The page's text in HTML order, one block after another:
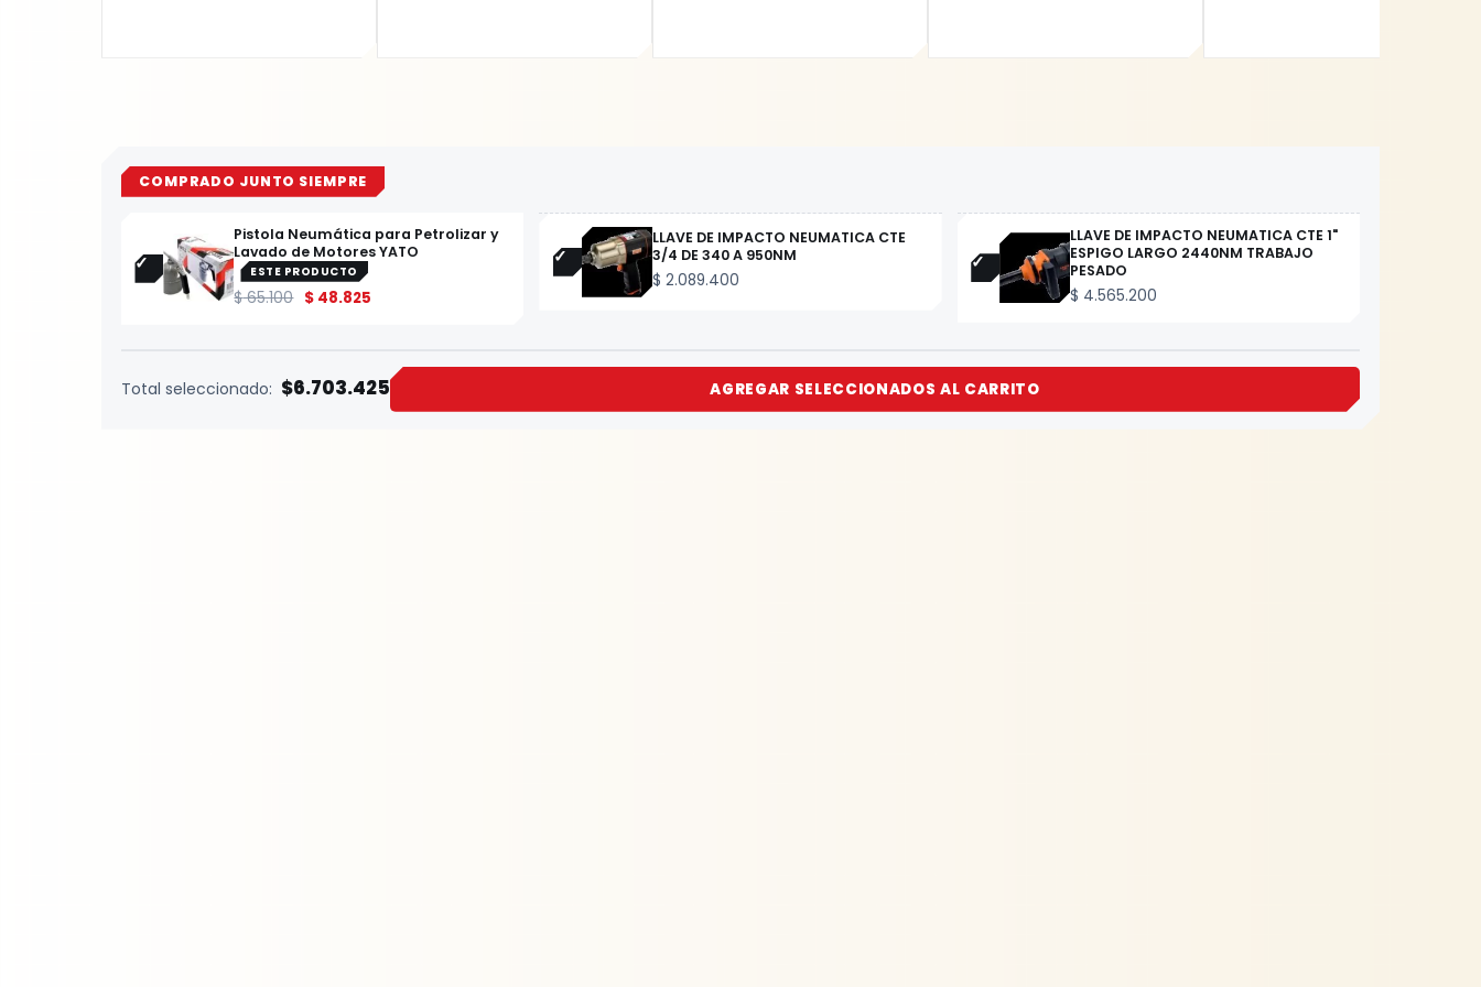
COMPRADO JUNTO SIEMPRE
Pistola Neumática para Petrolizar y
Lavado de Motores YATO
ESTE PRODUCTO
$65.100 $ 48.825
LLAVE DE IMPACTO NEUMATICA CTE
3/4 DE 340 A 950NM
$ 2.089.400
LLAVE DE IMPACTO NEUMATICA CTE 1"
ESPIGO LARGO 2440NM TRABAJO
PESADO
$ 4.565.200
Total seleccionado: $6.703.425 AGREGAR SELECCIONADOS AL CARRITO